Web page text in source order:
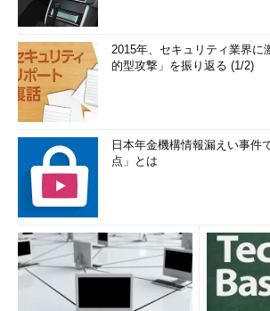
へ再配置される。
■1．移動元のタブをマウスで右クリック
■2．そのままドラッグ
2015年、セキュリティ業界に
的型攻撃」を振り返る (1/2)
日本年金機構情報漏えい事件
点」とは